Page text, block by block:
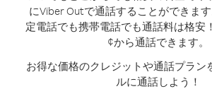
にViber Outで通話することができます
定電話でも携帯電話でも通話料は格安
¢から通話できます。
お得な価格のクレジットや通話プラン
ルに通話しよう！